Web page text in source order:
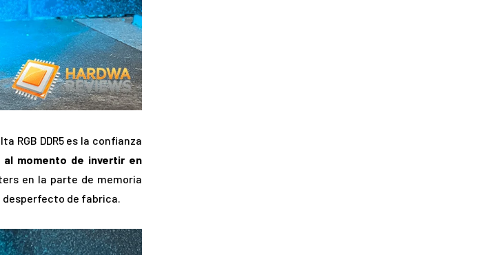
RGB DDR5 es la confianza
momento de invertir en
en la parte de memoria
desperfecto de fabrica.